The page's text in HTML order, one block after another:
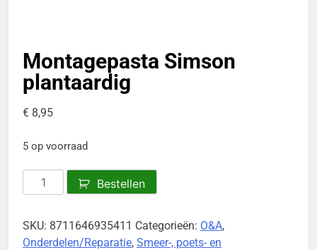
Montagepasta Simson
plantaardig
€ 8,95
5 op voorraad
Montagepasta
Simson
aantal
Bestellen
SKU: 8711646935411 Categorieën: O&A,
Onderdelen/Reparatie, Smeer-, poets- en